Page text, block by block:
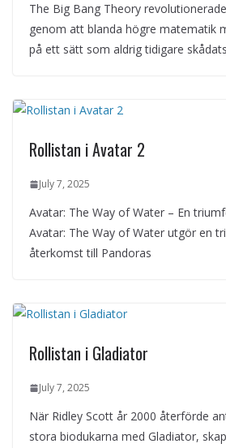
The Big Bang Theory
genom att blanda högre matematik
på ett sätt som aldrig tidigare skådats
Rollistan i Avatar 2
July 7, 2025
Avatar: The Way of Water – En
Avatar: The Way of Water utgör en
återkomst till Pandoras
Rollistan i Gladiator
July 7, 2025
När Ridley Scott år 2000 återförde
stora biodukarna med Gladiator,